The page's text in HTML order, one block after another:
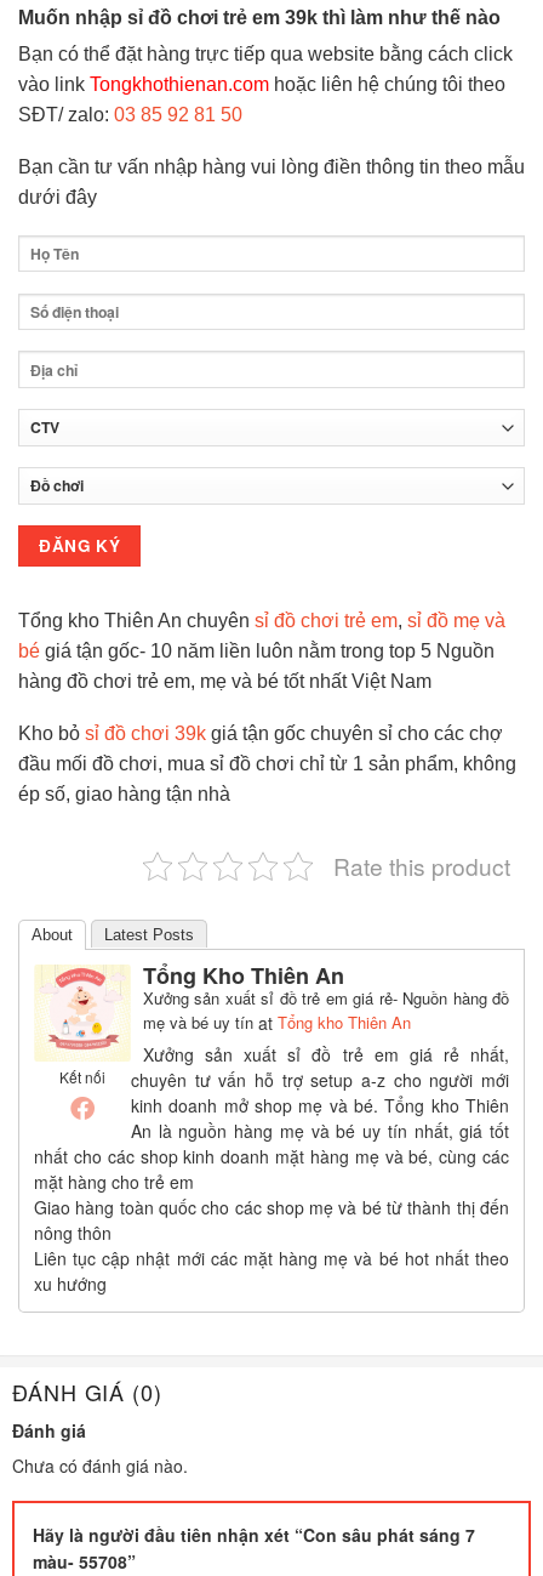
Muốn nhập sỉ đồ chơi trẻ em 39k thì làm như thế nào
Bạn có thể đặt hàng trực tiếp qua website bằng cách click
vào link Tongkhothienan.com hoặc liên hệ chúng tôi theo
SĐT/ zalo: 03 85 92 81 50
Bạn cần tư vấn nhập hàng vui lòng điền thông tin theo mẫu
dưới đây
Tổng kho Thiên An chuyên sỉ đồ chơi trẻ em, sỉ đồ mẹ và
bé giá tận gốc- 10 năm liền luôn nằm trong top 5 Nguồn
hàng đồ chơi trẻ em, mẹ và bé tốt nhất Việt Nam
Kho bỏ sỉ đồ chơi 39k giá tận gốc chuyên sỉ cho các chợ
đầu mối đồ chơi, mua sỉ đồ chơi chỉ từ 1 sản phẩm, không
ép số, giao hàng tận nhà
Rate this product
About Latest Posts
Kết nối
Tổng Kho Thiên An
Xưởng sản xuất sỉ đồ trẻ em giá rẻ- Nguồn hàng đồ
mẹ và bé uy tín at Tổng kho Thiên An
Xưởng sản xuất sỉ đồ trẻ em giá rẻ nhất,
chuyên tư vấn hỗ trợ setup a-z cho người mới
kinh doanh mở shop mẹ và bé. Tổng kho Thiên
An là nguồn hàng mẹ và bé uy tín nhất, giá tốt
nhất cho các shop kinh doanh mặt hàng mẹ và bé, cùng các
mặt hàng cho trẻ em
Giao hàng toàn quốc cho các shop mẹ và bé từ thành thị đến
nông thôn
Liên tục cập nhật mới các mặt hàng mẹ và bé hot nhất theo
xu hướng
ĐÁNH GIÁ (0)
Đánh giá
Chưa có đánh giá nào.
Hãy là người đầu tiên nhận xét “Con sâu phát sáng 7
màu- 55708”